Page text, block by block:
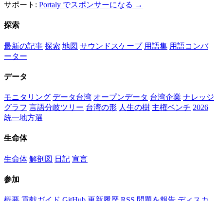
サポート: Portaly でスポンサーになる →
探索
最新の記事 探索 地図 サウンドスケープ 用語集 用語コンバ
ーター
データ
モニタリング データ台湾 オープンデータ 台湾企業 ナレッジ
グラフ 言語分岐ツリー 台湾の形 人生の樹 主権ベンチ 2026
統一地方選
生命体
生命体 解剖図 日記 宣言
参加